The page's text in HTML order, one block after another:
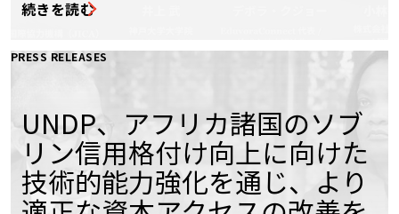
続きを読む
PRESS RELEASES
UNDP、アフリカ諸国のソブ
リン信用格付け向上に向けた
技術的能力強化を通じ、より